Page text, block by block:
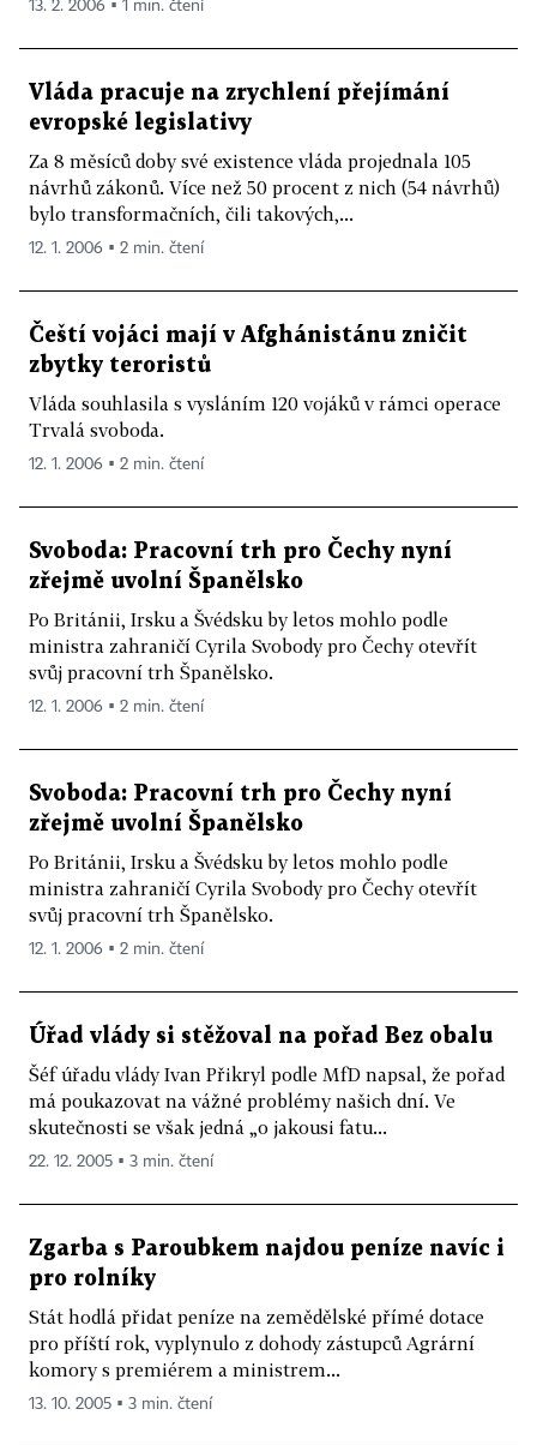
13. 2. 2006 ▪ 1 min. čtení
Vláda pracuje na zrychlení přejímání
evropské legislativy
Za 8 měsíců doby své existence vláda projednala 105
návrhů zákonů. Více než 50 procent z nich (54 návrhů)
bylo transformačních, čili takových,...
12. 1. 2006 ▪ 2 min. čtení
Čeští vojáci mají v Afghánistánu zničit
zbytky teroristů
Vláda souhlasila s vysláním 120 vojáků v rámci operace
Trvalá svoboda.
12. 1. 2006 ▪ 2 min. čtení
Svoboda: Pracovní trh pro Čechy nyní
zřejmě uvolní Španělsko
Po Británii, Irsku a Švédsku by letos mohlo podle
ministra zahraničí Cyrila Svobody pro Čechy otevřít
svůj pracovní trh Španělsko.
12. 1. 2006 ▪ 2 min. čtení
Svoboda: Pracovní trh pro Čechy nyní
zřejmě uvolní Španělsko
Po Británii, Irsku a Švédsku by letos mohlo podle
ministra zahraničí Cyrila Svobody pro Čechy otevřít
svůj pracovní trh Španělsko.
12. 1. 2006 ▪ 2 min. čtení
Úřad vlády si stěžoval na pořad Bez obalu
Šéf úřadu vlády Ivan Přikryl podle MfD napsal, že pořad
má poukazovat na vážné problémy našich dní. Ve
skutečnosti se však jedná „o jakousi fatu...
22. 12. 2005 ▪ 3 min. čtení
Zgarba s Paroubkem najdou peníze navíc i
pro rolníky
Stát hodlá přidat peníze na zemědělské přímé dotace
pro příští rok, vyplynulo z dohody zástupců Agrární
komory s premiérem a ministrem...
13. 10. 2005 ▪ 3 min. čtení